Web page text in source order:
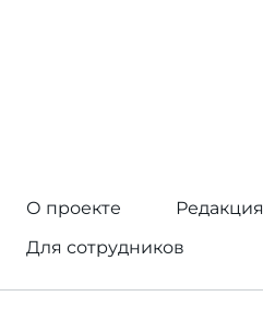
О проекте
Редакция
Для сотрудников